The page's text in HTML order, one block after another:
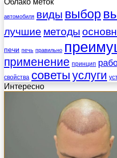
автомобиля виды выбор
лучшие методы
печи печь правильно
применение принцип
свойства советыуслуги
Интересно